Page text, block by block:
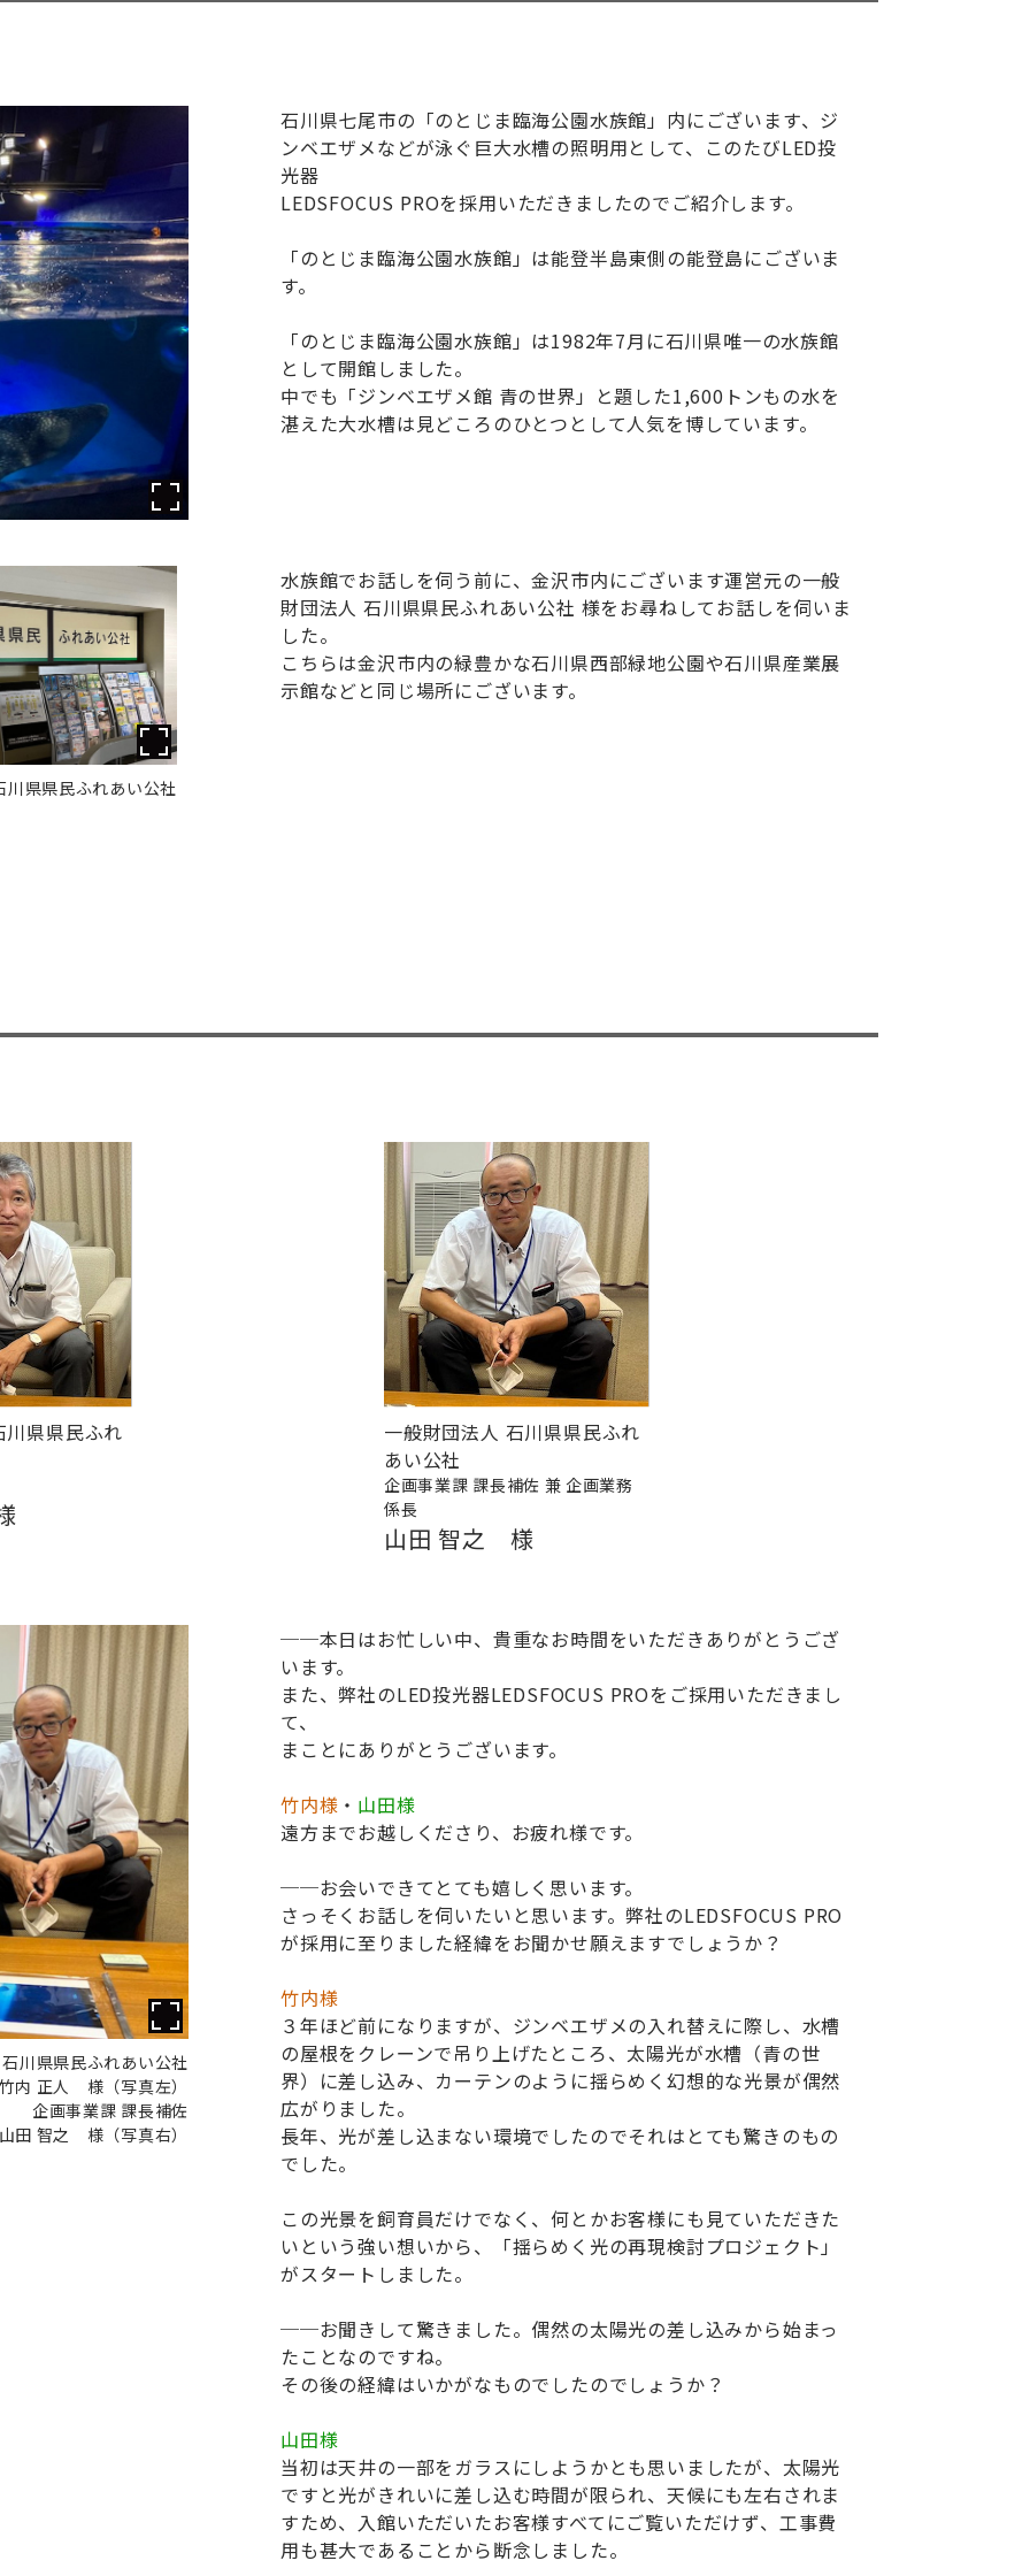
石川県七尾市の「のとじま臨海公園水族館」内にございます、ジ
ンベエザメなどが泳ぐ巨大水槽の照明用として、このたびLED投
光器
LEDSFOCUS PROを採用いただきましたのでご紹介します。
「のとじま臨海公園水族館」は能登半島東側の能登島にございま
す。
「のとじま臨海公園水族館」は1982年7月に石川県唯一の水族館
として開館しました。
中でも「ジンベエザメ館 青の世界」と題した1,600トンもの水を
湛えた大水槽は見どころのひとつとして人気を博しています。
県県民ふれあい公社
水族館でお話しを伺う前に、金沢市内にございます運営元の一般
財団法人 石川県県民ふれあい公社 様をお尋ねしてお話しを伺いま
した。
こちらは金沢市内の緑豊かな石川県西部緑地公園や石川県産業展
示館などと同じ場所にございます。
県県民ふれ
一般財団法人 石川県県民ふれ
あい公社
企画事業課 課長補佐 兼 企画業務
係長
山田 智之 様
川県県民ふれあい公社
正人 様（写真左）
企画事業課 課長補佐
田 智之 様（写真右）
本日はお忙しい中、貴重なお時間をいただきありがとうござ
います。
また、弊社のLED投光器LEDSFOCUS PROをご採用いただきまし
て、
まことにありがとうございます。
竹内様 ・ 山田様
遠方までお越しくださり、お疲れ様です。
お会いできてとても嬉しく思います。
さっそくお話しを伺いたいと思います。弊社のLEDSFOCUS PRO
が採用に至りました経緯をお聞かせ願えますでしょうか？
竹内様
３年ほど前になりますが、ジンベエザメの入れ替えに際し、水槽
の屋根をクレーンで吊り上げたところ、太陽光が水槽（青の世
界）に差し込み、カーテンのように揺らめく幻想的な光景が偶然
広がりました。
長年、光が差し込まない環境でしたのでそれはとても驚きのもの
でした。
この光景を飼育員だけでなく、何とかお客様にも見ていただきた
いという強い想いから、「揺らめく光の再現検討プロジェクト」
がスタートしました。
お聞きして驚きました。偶然の太陽光の差し込みから始まっ
たことなのですね。
その後の経緯はいかがなものでしたのでしょうか？
山田様
当初は天井の一部をガラスにしようかとも思いましたが、太陽光
ですと光がきれいに差し込む時間が限られ、天候にも左右されま
すため、入館いただいたお客様すべてにご覧いただけず、工事費
用も甚大であることから断念しました。